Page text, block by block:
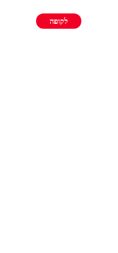
לקופה